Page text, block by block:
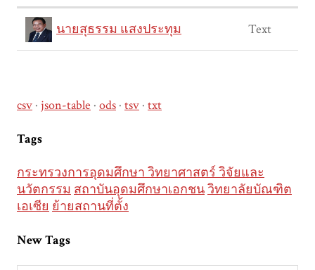
นายสุธรรม แสงประทุม Text
csv json-table ods tsv txt
Tags
กระทรวงการอุดมศึกษา วิทยาศาสตร์ วิจัยและ
นวัตกรรม สถาบันอุดมศึกษาเอกชนวิทยาลัยบัณฑิต
เอเซีย ย้ายสถานที่ตั้ง
New Tags